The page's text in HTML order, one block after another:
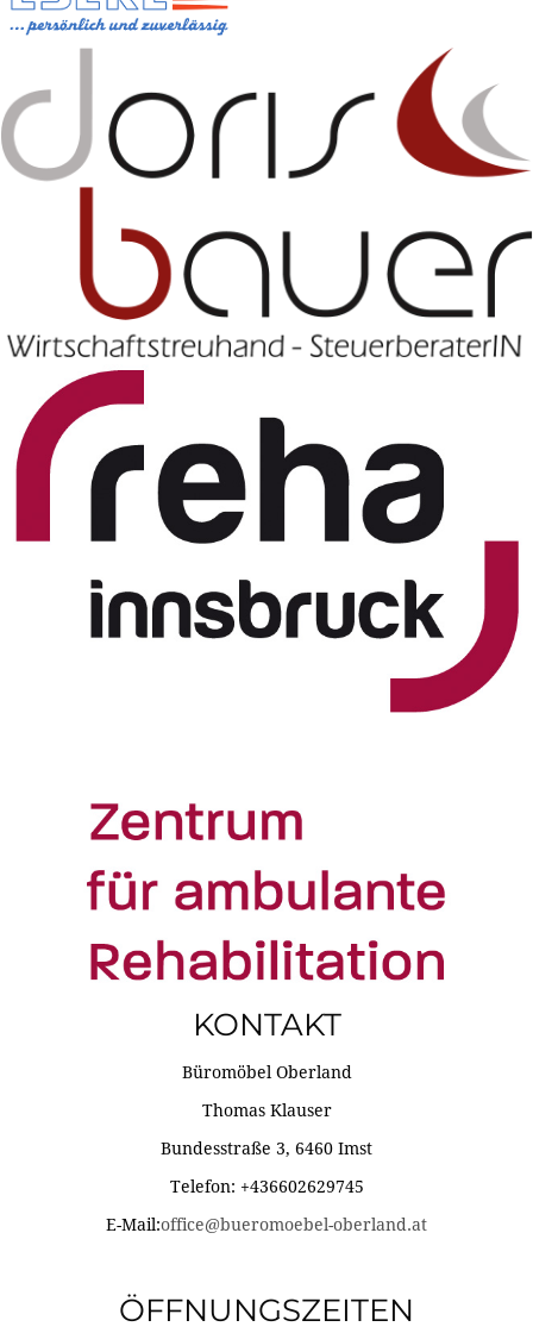
KONTAKT
Büromöbel Oberland
Thomas Klauser
Bundesstraße 3, 6460 Imst
Telefon: +436602629745
E-Mail:office@bueromoebel-oberland.at
ÖFFNUNGSZEITEN